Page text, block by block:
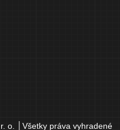
o. │Všetky práva vyhradené